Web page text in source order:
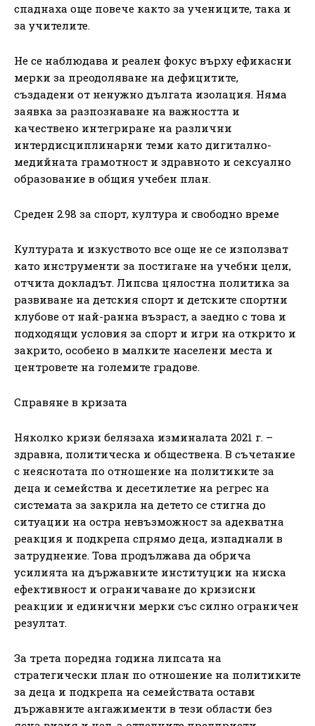
спаднаха още повече както за учениците, така и
за учителите.
Не се наблюдава и реален фокус върху ефикасни
мерки за преодоляване на дефицитите,
създадени от ненужно дългата изолация. Няма
заявка за разпознаване на важността и
качествено интегриране на различни
интердисциплинарни теми като дигитално-
медийната грамотност и здравното и сексуално
образование в общия учебен план.
Среден 2.98 за спорт, култура и свободно време
Културата и изкуството все още не се използват
като инструменти за постигане на учебни цели,
отчита докладът. Липсва цялостна политика за
развиване на детския спорт и детските спортни
клубове от най-ранна възраст, а заедно с това и
подходящи условия за спорт и игри на открито и
закрито, особено в малките населени места и
центровете на големите градове.
Справяне в кризата
Няколко кризи белязаха изминалата 2021 г. –
здравна, политическа и обществена. В съчетание
с неяснотата по отношение на политиките за
деца и семейства и десетилетие на регрес на
системата за закрила на детето се стигна до
ситуации на остра невъзможност за адекватна
реакция и подкрепа спрямо деца, изпаднали в
затруднение. Това продължава да обрича
усилията на държавните институции на ниска
ефективност и ограничаване до кризисни
реакции и единични мерки със силно ограничен
резултат.
За трета поредна година липсата на
стратегически план по отношение на политиките
за деца и подкрепа на семействата остави
държавните ангажименти в тези области без